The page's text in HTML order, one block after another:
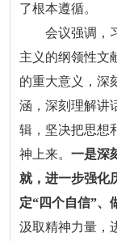
了根本遵循。
会议强调，
主义的纲领性文
的重大意义，深
涵，深刻理解讲
辑，坚决把思想
神上来。一是深
就，进一步强化
定“四个自信”、
汲取精神力量，